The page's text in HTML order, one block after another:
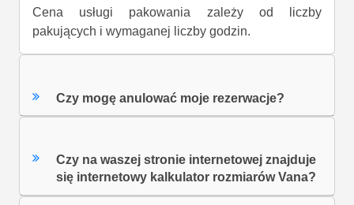
Cena usługi pakowania zależy od liczby
pakujących i wymaganej liczby godzin.
Czy mogę anulować moje rezerwacje?
Czy na waszej stronie internetowej znajduje
się internetowy kalkulator rozmiarów Vana?